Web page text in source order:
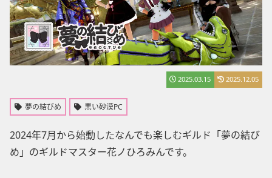
2025.03.15 2025.12.05
夢の結びめ 黒い砂漠PC
2024年7月から始動したなんでも楽しむギルド「夢の結び
め」のギルドマスター花ノひろみんです。